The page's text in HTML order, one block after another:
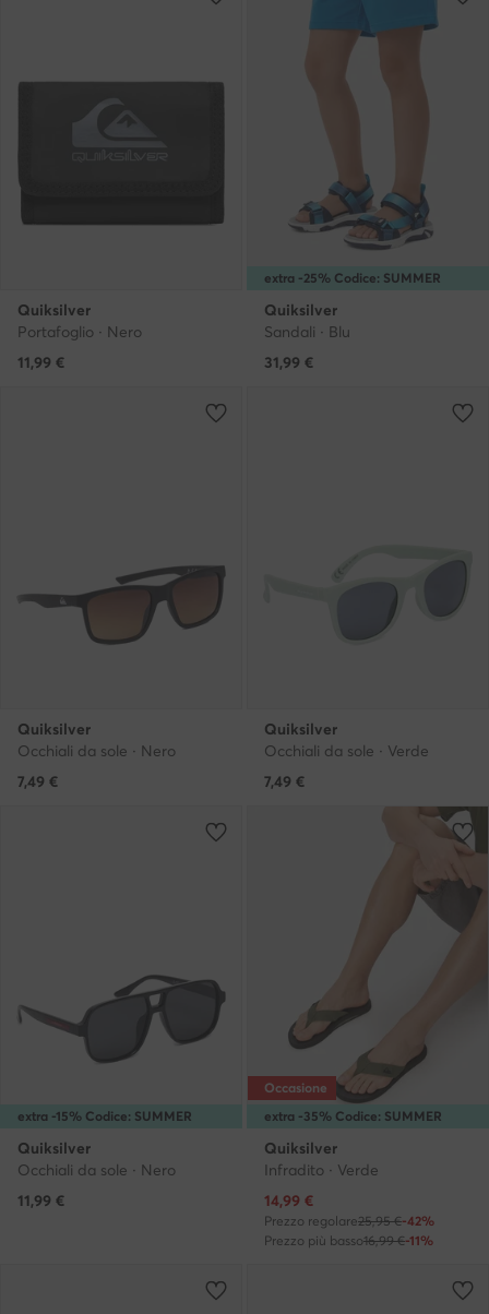
Quiksilver
Portafoglio · Nero
11,99 €
extra -25% Codice: SUMMER
Quiksilver
Sandali · Blu
31,99 €
Quiksilver
Occhiali da sole · Nero
7,49 €
Quiksilver
Occhiali da sole · Verde
7,49 €
extra -15% Codice: SUMMER
Quiksilver
Occhiali da sole · Nero
11,99 €
extra -35% Codice: SUMMER
Occasione
Quiksilver
Infradito · Verde
Prezzo attuale
14,99 €
Prezzo regolare25,95 €-42%
Prezzo più basso16,99 €-11%